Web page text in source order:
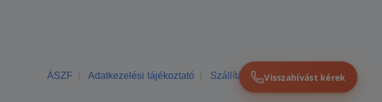
ÁSZF Adatkezelési tájékoztató Szállítási feltételekVisszahívást kérek